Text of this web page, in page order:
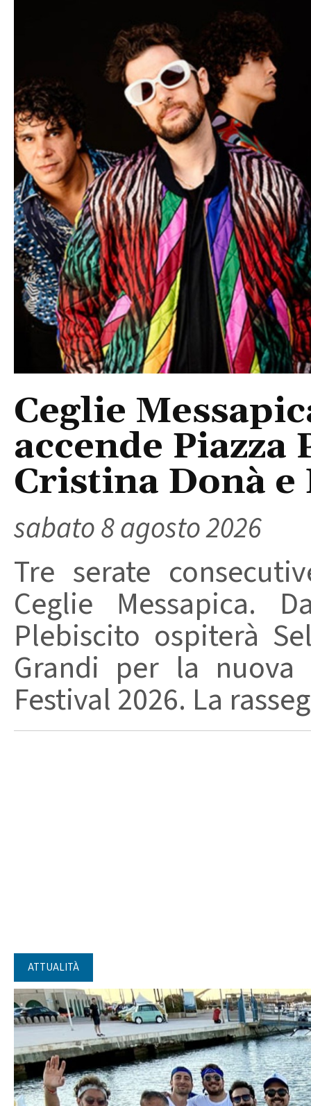
Ceglie
accende
Cristina Donà
sabato 8 agosto 2026
Tre serate
Ceglie Messapica.
Plebiscito ospiterà
Grandi per la
Festival 2026. La
ATTUALITÀ